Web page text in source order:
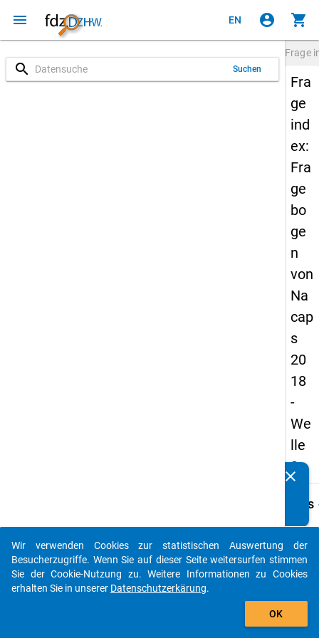
menu EN account_circle shopping_cart
search Suchen
Frage
Fra
ge
ind
ex:
Fra
ge
bo
ge
n
von
Na
cap
s
20
18
-
We
lle
3
Details
index
clear
auto_stories
add_shopping_cart
Wir verwenden Cookies zur statistischen Auswertung der
Besucherzugriffe. Wenn Sie auf dieser Seite weitersurfen stimmen
Sie der Cookie-Nutzung zu. Weitere Informationen zu Cookies
erhalten Sie in unserer Datenschutzerkärung.
OK